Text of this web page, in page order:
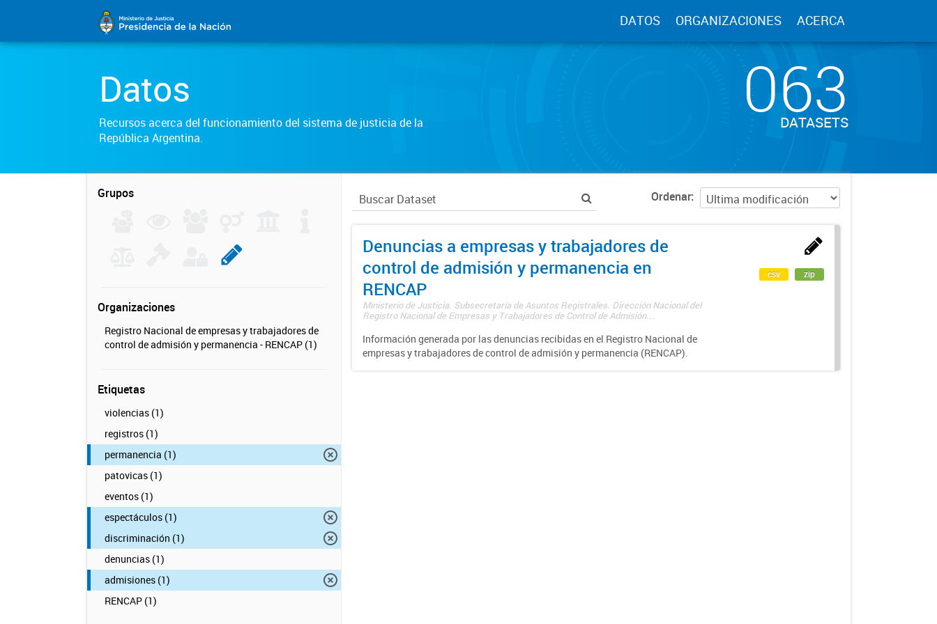
DATOS ORGANIZACIONES ACERCA
Datos
Recursos acerca del funcionamiento del sistema de justicia de la
República Argentina.
063
DATASETS
Grupos
Organizaciones
Registro Nacional de empresas y trabajadores de
control de admisión y permanencia - RENCAP (1)
Etiquetas
violencias (1)
registros (1)
permanencia (1)
patovicas (1)
eventos (1)
espectáculos (1)
discriminación (1)
denuncias (1)
admisiones (1)
RENCAP (1)
Ordenar
Denuncias a empresas y trabajadores de
control de admisión y permanencia en
RENCAP
Ministerio de Justicia. Subsecretaría de Asuntos Registrales. Dirección Nacional del
Registro Nacional de Empresas y Trabajadores de Control de Admisión...
Información generada por las denuncias recibidas en el Registro Nacional de
empresas y trabajadores de control de admisión y permanencia (RENCAP).
csv zip